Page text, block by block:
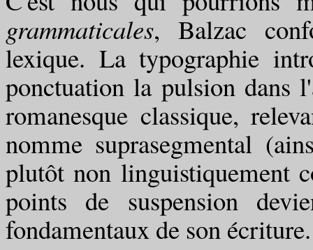
grammaticales, Balzac
lexique. La typographie
ponctuation la pulsion dans
romanesque classique,
nomme suprasegmental
plutôt non linguistiquement
points de suspension
fondamentaux de son écriture.